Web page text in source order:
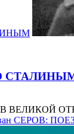
Иван СЕРОВ: